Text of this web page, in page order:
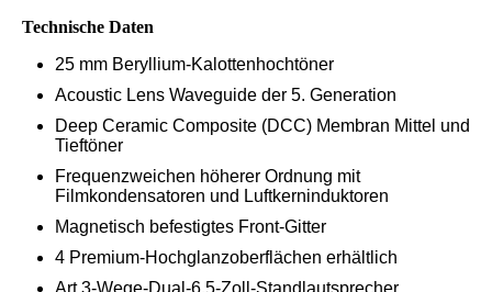
Technische Daten
25 mm Beryllium-Kalottenhochtöner
Acoustic Lens Waveguide der 5. Generation
Deep Ceramic Composite (DCC) Membran Mittel und
Tieftöner
Frequenzweichen höherer Ordnung mit
Filmkondensatoren und Luftkerninduktoren
Magnetisch befestigtes Front-Gitter
4 Premium-Hochglanzoberflächen erhältlich
Art 3-Wege-Dual-6,5-Zoll-Standlautsprecher